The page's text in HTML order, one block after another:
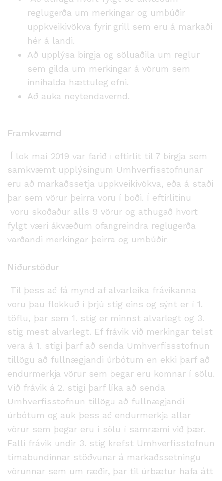
reglugerða um merkingar og umbúðir
uppkveikivökva fyrir grill sem eru á markaði
hér á landi.
Að upplýsa birgja og söluaðila um reglur
sem gilda um merkingar á vörum sem
innihalda hættuleg efni.
Að auka neytendavernd.
Framkvæmd
Í lok maí 2019 var farið í eftirlit til 7 birgja sem
samkvæmt upplýsingum Umhverfisstofnunar
eru að markaðssetja uppkveikivökva, eða á staði
þar sem vörur þeirra voru í boði. Í eftirlitinu
voru skoðaður alls 9 vörur og athugað hvort
fylgt væri ákvæðum ofangreindra reglugerða
varðandi merkingar þeirra og umbúðir.
Niðurstöður
Til þess að fá mynd af alvarleika frávikanna
voru þau flokkuð í þrjú stig eins og sýnt er í 1.
töflu, þar sem 1. stig er minnst alvarlegt og 3.
stig mest alvarlegt. Ef frávik við merkingar telst
vera á 1. stigi þarf að senda Umhverfissstofnun
tillögu að fullnægjandi úrbótum en ekki þarf að
endurmerkja vörur sem þegar eru komnar í sölu.
Við frávik á 2. stigi þarf líka að senda
Umhverfisstofnun tillögu að fullnægjandi
úrbótum og auk þess að endurmerkja allar
vörur sem þegar eru í sölu í samræmi við þær.
Falli frávik undir 3. stig krefst Umhverfisstofnun
tímabundinnar stöðvunar á markaðssetningu
vörunnar sem um ræðir, þar til úrbætur hafa átt